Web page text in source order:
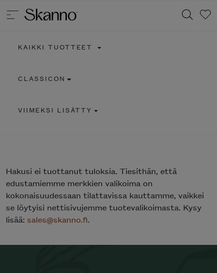
KAIKKI TUOTTEET
CLASSICON
VIIMEKSI LISÄTTY
Hakusi ei tuottanut tuloksia. Tiesithän, että
edustamiemme merkkien valikoima on
kokonaisuudessaan tilattavissa kauttamme, vaikkei
se löytyisi nettisivujemme tuotevalikoimasta. Kysy
lisää: sales@skanno.fi.